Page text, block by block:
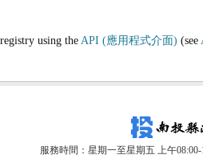
using the API (應用程式介面) (see
服務時間：星期一至星期五 上午